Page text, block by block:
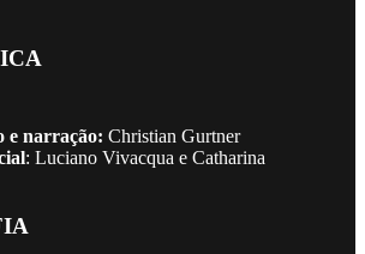
e narração: Christian Gurtner
: Luciano Vivacqua e Catharina